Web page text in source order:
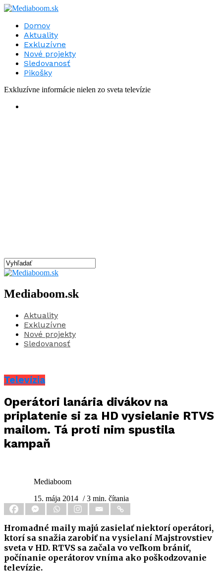
Domov
Aktuality
Exkluzívne
Nové projekty
Sledovanosť
Pikošky
Exkluzívne informácie nielen zo sveta televízie
Mediaboom.sk
Aktuality
Exkluzívne
Nové projekty
Sledovanosť
Televízia
Operátori lanária divákov na
priplatenie si za HD vysielanie RTVS
mailom. Tá proti nim spustila
kampaň
Mediaboom
15. mája 2014 / 3 min. čítania
Hromadné maily majú zasielať niektorí operátori,
ktorí sa snažia zarobiť na vysielaní Majstrovstiev
sveta v HD. RTVS sa začala vo veľkom brániť,
počínanie operátorov vníma ako poškodzovanie
televízie.